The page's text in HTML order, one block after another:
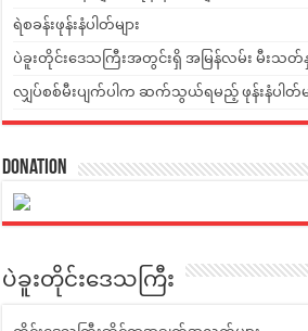
ရဲစခန်းဖုန်းနံပါတ်များ
ပဲခူးတိုင်းဒေသကြီးအတွင်းရှိ အမြန်လမ်း မီးသတ်နှင့်
လျှပ်စစ်မီးပျက်ပါက ဆက်သွယ်ရမည့် ဖုန်းနံပါတ်မ
Donation
ပဲခူးတိုင်းဒေသကြီး